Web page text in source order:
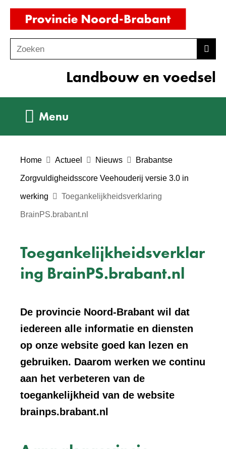
Ga
de
inhoud
o
Zoeken
Landbouw en voedsel
Menu
Home Actueel Nieuws Brabantse
Zorgvuldigheidsscore Veehouderij versie 3.0 in
werking Toegankelijkheidsverklaring
BrainPS.brabant.nl
Toegankelijkheidsverklar
ing BrainPS.brabant.nl
De provincie Noord-Brabant wil dat
iedereen alle informatie en diensten
op onze website goed kan lezen en
gebruiken. Daarom werken we continu
aan het verbeteren van de
toegankelijkheid van de website
brainps.brabant.nl